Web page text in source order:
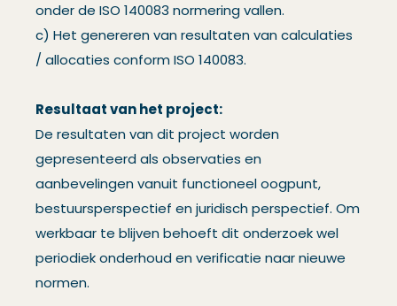
onder de ISO 140083 normering vallen.
c) Het genereren van resultaten van calculaties
/ allocaties conform ISO 140083.
Resultaat van het project:
De resultaten van dit project worden
gepresenteerd als observaties en
aanbevelingen vanuit functioneel oogpunt,
bestuursperspectief en juridisch perspectief. Om
werkbaar te blijven behoeft dit onderzoek wel
periodiek onderhoud en verificatie naar nieuwe
normen.